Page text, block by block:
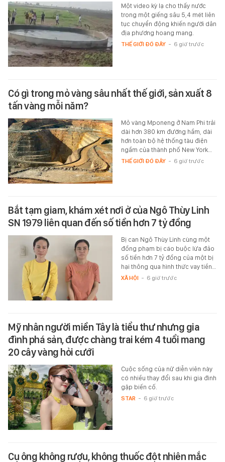
Một video kỳ lạ cho thấy nước
trong một giếng sâu 5,4 mét liên
tục chuyển động khiến người dân
địa phương hoang mang.
THẾ GIỚI ĐÓ ĐÂY - 6 giờ trước
Có gì trong mỏ vàng sâu nhất thế giới, sản xuất 8
tấn vàng mỗi năm?
Mỏ vàng Mponeng ở Nam Phi trải
dài hơn 380 km đường hầm, dài
hơn toàn bộ hệ thống tàu điện
ngầm của thành phố New York…
THẾ GIỚI ĐÓ ĐÂY - 6 giờ trước
Bắt tạm giam, khám xét nơi ở của Ngô Thùy Linh
SN 1979 liên quan đến số tiền hơn 7 tỷ đồng
Bị can Ngô Thùy Linh cùng một
đồng phạm bị cáo buộc lừa đảo
số tiền hơn 7 tỷ đồng của một bị
hại thông qua hình thức vay tiền…
XÃ HỘI - 6 giờ trước
Mỹ nhân người miền Tây là tiểu thư nhưng gia
đình phá sản, được chàng trai kém 4 tuổi mang
20 cây vàng hỏi cưới
Cuộc sống của nữ diễn viên này
có nhiều thay đổi sau khi gia đình
gặp biến cố.
STAR - 6 giờ trước
Cụ ông không rượu, không thuốc đột nhiên mắc